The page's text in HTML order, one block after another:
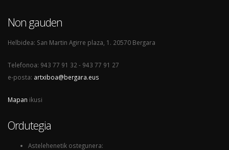
Non gauden
Helbidea: San Martin Agirre plaza, 1. 20570 Bergara
Telefonoa: 943 77 91 32 - 943 77 91 27
e-posta: artxiboa@bergara.eus
Mapan ikusi
Ordutegia
Astelehenetik ostegunera: